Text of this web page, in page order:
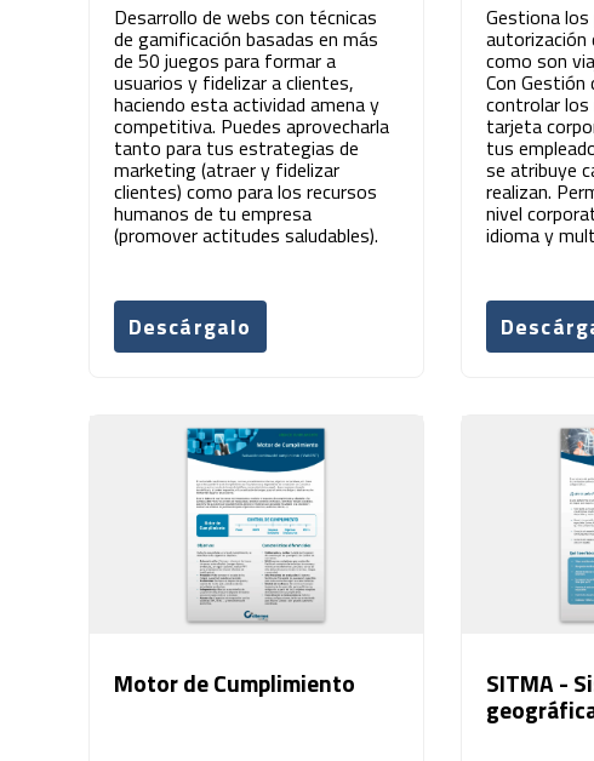
Desarrollo de webs con técnicas
de gamificación basadas en más
de 50 juegos para formar a
usuarios y fidelizar a clientes,
haciendo esta actividad amena y
competitiva. Puedes aprovecharla
tanto para tus estrategias de
marketing (atraer y fidelizar
clientes) como para los recursos
humanos de tu empresa
(promover actitudes saludables).
Descárgalo
Gestiona
autorización
como son
Con Gestión
controlar
tarjeta
tus
se atribuye
realizan.
nivel
idioma y
Motor de Cumplimiento SITMA -